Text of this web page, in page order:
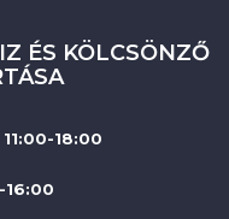
ÉS KÖLCSÖNZŐ
18:00
16:00